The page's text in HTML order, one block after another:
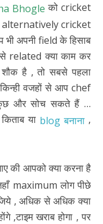
Bhogle को cricket
alternatively cricket
अपनी field के हिसाब
related क्या काम कर
है , तो सबसे पहला
वजहों से आप chef
और सोच सकते हैं …
या blog बनाना ,
की आपको क्या करना है
maximum लोग पीछे
, अधिक से अधिक क्या
,टाइम खराब होगा , पर